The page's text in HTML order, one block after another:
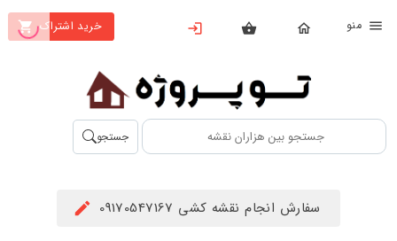
خرید اشتراک
بستن
محصولات
تهیه
اشتراک
جستجو
سفارش انجام نقشه کشی 09170547167